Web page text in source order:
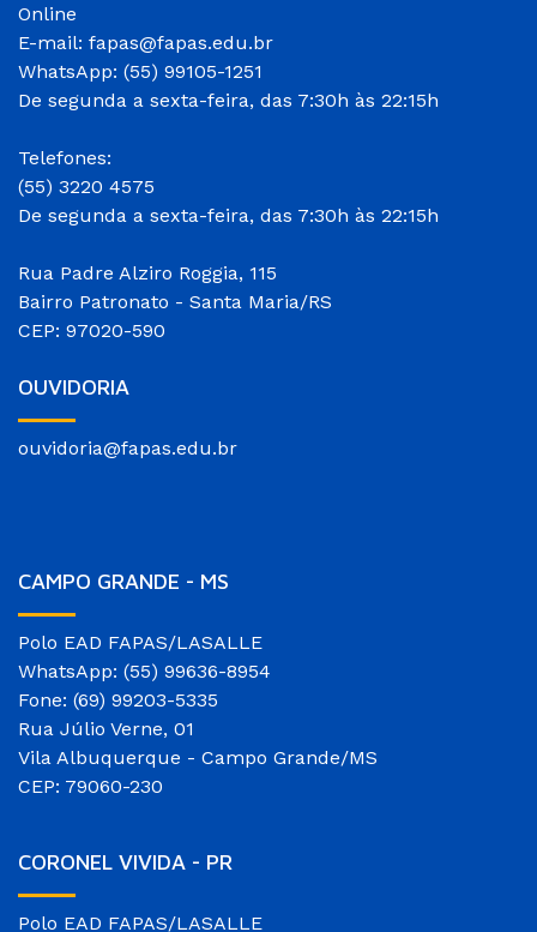
Online
E-mail: fapas@fapas.edu.br
WhatsApp: (55) 99105-1251
De segunda a sexta-feira, das 7:30h às 22:15h
Telefones:
(55) 3220 4575
De segunda a sexta-feira, das 7:30h às 22:15h
Rua Padre Alziro Roggia, 115
Bairro Patronato - Santa Maria/RS
CEP: 97020-590
OUVIDORIA
ouvidoria@fapas.edu.br
CAMPO GRANDE - MS
Polo EAD FAPAS/LASALLE
WhatsApp: (55) 99636-8954
Fone: (69) 99203-5335
Rua Júlio Verne, 01
Vila Albuquerque - Campo Grande/MS
CEP: 79060-230
CORONEL VIVIDA - PR
Polo EAD FAPAS/LASALLE